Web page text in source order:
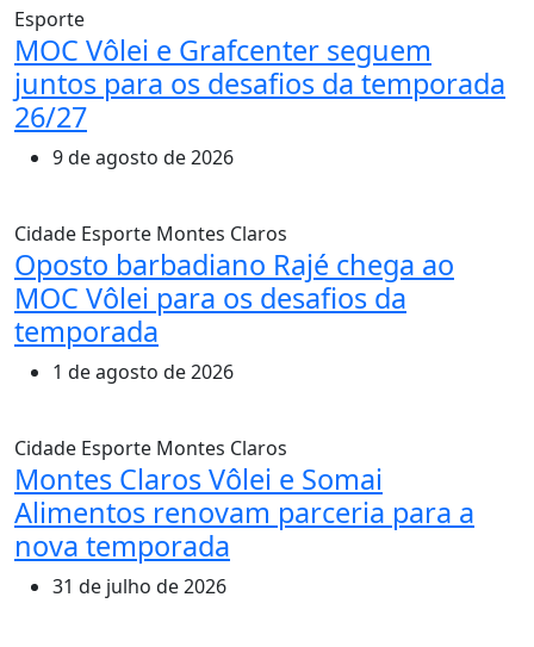
Esporte
MOC Vôlei e Grafcenter seguem
juntos para os desafios da temporada
26/27
9 de agosto de 2026
Cidade Esporte Montes Claros
Oposto barbadiano Rajé chega ao
MOC Vôlei para os desafios da
temporada
1 de agosto de 2026
Cidade Esporte Montes Claros
Montes Claros Vôlei e Somai
Alimentos renovam parceria para a
nova temporada
31 de julho de 2026